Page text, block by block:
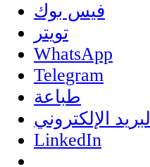
فيس بوك
تويتر
WhatsApp
Telegram
طباعة
البريد الإلكتروني
LinkedIn